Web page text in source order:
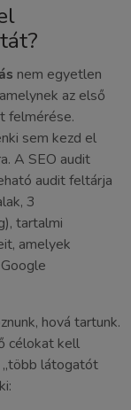
nem egyetlen
az első
felmérése.
sem kezd el
A SEO audit
audit feltárja
3
tartalmi
amelyek
hová tartunk.
célokat kell
„több látogatót